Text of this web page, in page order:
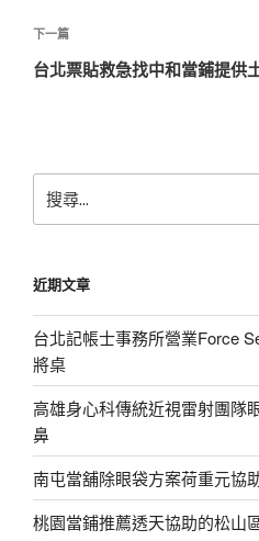
章
下
一
下一篇
台北票貼救急找中和當鋪提供
尋
字:
近期文章
台北記帳士事務所營業Force
將桌
高雄身心科傳統近視雷射團隊
鼻
南屯當舖除眼袋方案荷重元協
桃園當鋪推薦透天協助的松山